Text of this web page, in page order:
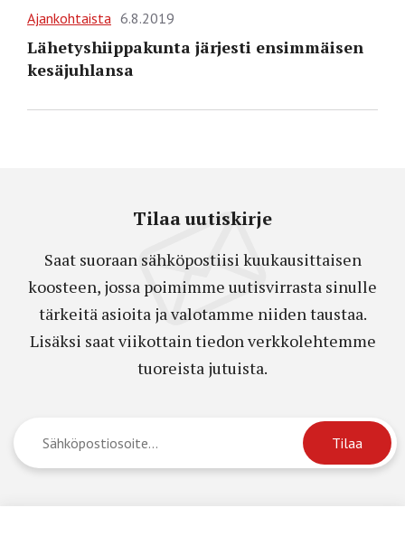
Ajankohtaista 6.8.2019
Lähetyshiippakunta järjesti ensimmäisen
kesäjuhlansa
Tilaa uutiskirje
Saat suoraan sähköpostiisi kuukausittaisen
koosteen, jossa poimimme uutisvirrasta sinulle
tärkeitä asioita ja valotamme niiden taustaa.
Lisäksi saat viikottain tiedon verkkolehtemme
tuoreista jutuista.